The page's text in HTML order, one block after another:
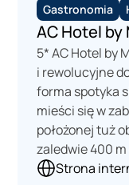
Gastronomia
AC Hotel
5* AC Hotel by
i rewolucyjne
forma spotyka
mieści się w
położonej tuż
zaledwie 400
Strona